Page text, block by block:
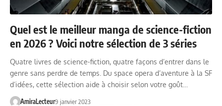
Quel est le meilleur manga de science-fiction
en 2026 ? Voici notre sélection de 3 séries
Quatre livres de science-fiction, quatre façons d’entrer dans le
genre sans perdre de temps. Du space opera d’aventure à la SF
d’idées, cette sélection aide à choisir selon votre goût…
AmiraLecteur9 janvier 2023